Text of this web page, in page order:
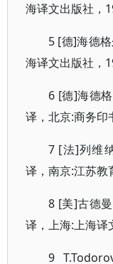
海译文出版社，
5 [德]海德
海译文出版社，
6 [德]海德
译，北京:商务印
7 [法]列维
译，南京:江苏教
8 [美]古德
译，上海:上海译
9